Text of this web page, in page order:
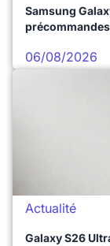
Samsung
06/08/2026
Actualité
Galaxy S26